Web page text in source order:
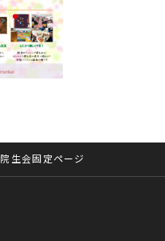
院生会固定ページ